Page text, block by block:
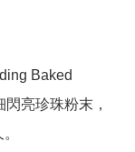
Baked
亮珍珠粉末，